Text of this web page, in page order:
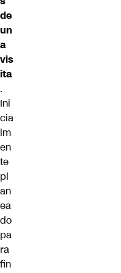
de
un
a
vis
ita
.
Ini
cia
lm
en
te
pl
an
ea
do
pa
ra
fin